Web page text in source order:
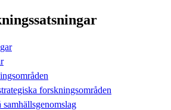
forskningsområden
samhällsgenomslag